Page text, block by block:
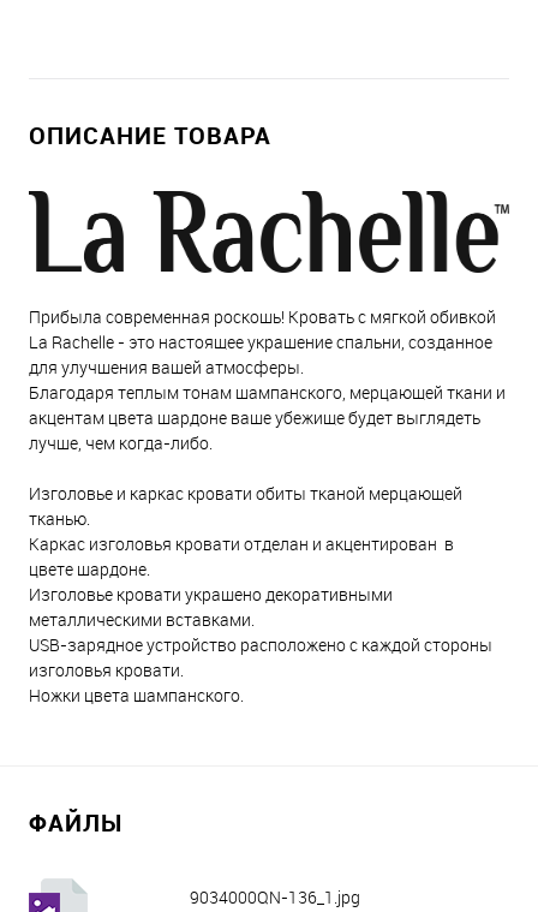
ОПИСАНИЕ ТОВАРА
Прибыла современная роскошь! Кровать с мягкой обивкой
La Rachelle - это настоящее украшение спальни, созданное
для улучшения вашей атмосферы.
Благодаря теплым тонам шампанского, мерцающей ткани и
акцентам цвета шардоне ваше убежище будет выглядеть
лучше, чем когда-либо.
Изголовье и каркас кровати обиты тканой мерцающей
тканью.
Каркас изголовья кровати отделан и акцентирован в
цвете шардоне.
Изголовье кровати украшено декоративными
металлическими вставками.
USB-зарядное устройство расположено с каждой стороны
изголовья кровати.
Ножки цвета шампанского.
ФАЙЛЫ
9034000QN-136_1.jpg